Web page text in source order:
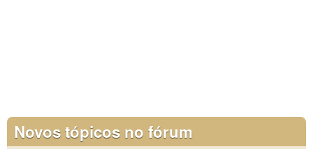
Novos tópicos no fórum